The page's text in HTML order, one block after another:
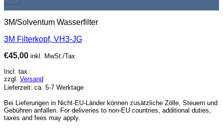
3M/Solventum Wasserfilter
3M Filterkopf, VH3-JG
€45,00 inkl. MwSt./Tax
Incl. tax
zzgl. Versand
Lieferzeit: ca. 5-7 Werktage
Bei Lieferungen in Nicht-EU-Länder können zusätzliche Zölle, Steuern und
Gebühren anfallen. For deliveries to non-EU countries, additional duties,
taxes and fees may apply.